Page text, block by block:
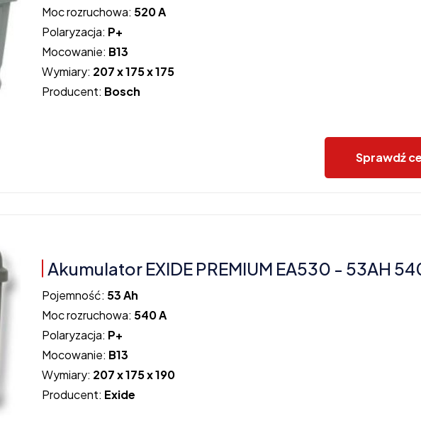
Moc rozruchowa: 520 A
Polaryzacja: P+
Mocowanie: B13
Wymiary: 207 x 175 x 175
Producent: Bosch
Sprawdź
Akumulator EXIDE PREMIUM EA530 - 53AH
Pojemność: 53 Ah
Moc rozruchowa: 540 A
Polaryzacja: P+
Mocowanie: B13
Wymiary: 207 x 175 x 190
Producent: Exide